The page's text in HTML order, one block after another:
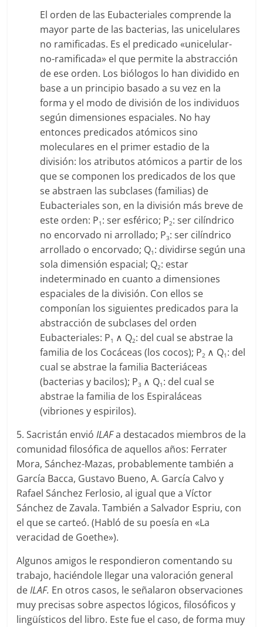
El orden de las Eubacteriales comprende la
mayor parte de las bacterias, las unicelulares
no ramificadas. Es el predicado «unicelular-
no-ramificada» el que permite la abstracción
de ese orden. Los biólogos lo han dividido en
base a un principio basado a su vez en la
forma y el modo de división de los individuos
según dimensiones espaciales. No hay
entonces predicados atómicos sino
moleculares en el primer estadio de la
división: los atributos atómicos a partir de los
que se componen los predicados de los que
se abstraen las subclases (familias) de
Eubacteriales son, en la división más breve de
este orden: P1 : ser esférico; P2: ser cilíndrico
no encorvado ni arrollado; P3: ser cilíndrico
arrollado o encorvado; Q1 : dividirse según una
sola dimensión espacial; Q2: estar
indeterminado en cuanto a dimensiones
espaciales de la división. Con ellos se
componían los siguientes predicados para la
abstracción de subclases del orden
Eubacteriales: P1 ∧ Q2: del cual se abstrae la
familia de los Cocáceas (los cocos); P2 ∧ Q1 : del
cual se abstrae la familia Bacteriáceas
(bacterias y bacilos); P3 ∧ Q1 : del cual se
abstrae la familia de los Espiraláceas
(vibriones y espirilos).
5. Sacristán envióILAFa destacados miembros de la
comunidad filosófica de aquellos años: Ferrater
Mora, Sánchez-Mazas, probablemente también a
García Bacca, Gustavo Bueno, A. García Calvo y
Rafael Sánchez Ferlosio, al igual que a Víctor
Sánchez de Zavala. También a Salvador Espriu, con
el que se carteó. (Habló de su poesía en «La
veracidad de Goethe»).
Algunos amigos le respondieron comentando su
trabajo, haciéndole llegar una valoración general
deILAF. En otros casos, le señalaron observaciones
muy precisas sobre aspectos lógicos, filosóficos y
lingüísticos del libro. Este fue el caso, de forma muy